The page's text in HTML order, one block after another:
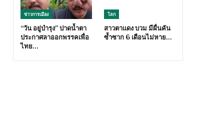
ข่าวการเมือง
“วัน อยู่บำรุง” ปาดน้ำตา
ประกาศลาออกพรรคเพื่อ
ไทย…
โลก
สาวตาแดง บวม มีผื่นคัน
ซ้ำซาก 6 เดือนไม่หาย…